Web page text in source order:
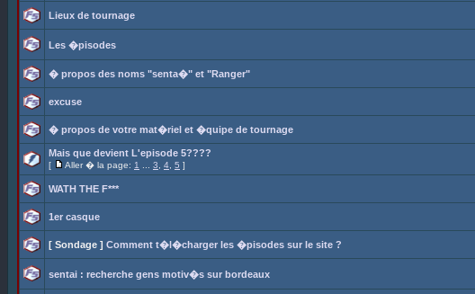
Lieux de tournage
Les �pisodes
� propos des noms "senta�" et "Ranger"
excuse
� propos de votre mat�riel et �quipe de tournage
Mais que devient L'episode 5????
[ Aller � la page: 1 3 4 5 ]
WATH THE F***
1er casque
[ Sondage ] Comment t�l�charger les �pisodes sur le site ?
sentai : recherche gens motiv�s sur bordeaux